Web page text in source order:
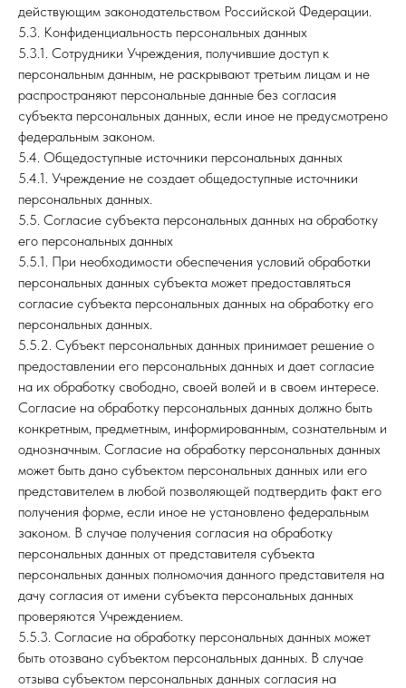
действующим законодательством Российской Федерации.
5.3. Конфиденциальность персональных данных
5.3.1. Сотрудники Учреждения, получившие доступ к
персональным данным, не раскрывают третьим лицам и не
распространяют персональные данные без согласия
субъекта персональных данных, если иное не предусмотрено
федеральным законом.
5.4. Общедоступные источники персональных данных
5.4.1. Учреждение не создает общедоступные источники
персональных данных.
5.5. Согласие субъекта персональных данных на обработку
его персональных данных
5.5.1. При необходимости обеспечения условий обработки
персональных данных субъекта может предоставляться
согласие субъекта персональных данных на обработку его
персональных данных.
5.5.2. Субъект персональных данных принимает решение о
предоставлении его персональных данных и дает согласие
на их обработку свободно, своей волей и в своем интересе.
Согласие на обработку персональных данных должно быть
конкретным, предметным, информированным, сознательным и
однозначным. Согласие на обработку персональных данных
может быть дано субъектом персональных данных или его
представителем в любой позволяющей подтвердить факт его
получения форме, если иное не установлено федеральным
законом. В случае получения согласия на обработку
персональных данных от представителя субъекта
персональных данных полномочия данного представителя на
дачу согласия от имени субъекта персональных данных
проверяются Учреждением.
5.5.3. Согласие на обработку персональных данных может
быть отозвано субъектом персональных данных. В случае
отзыва субъектом персональных данных согласия на